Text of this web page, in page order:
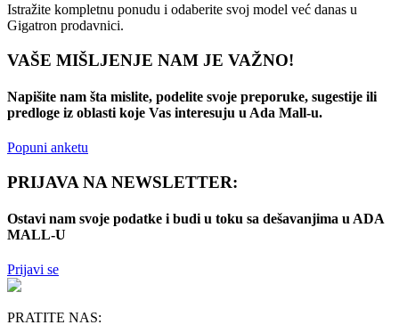
Istražite kompletnu ponudu i odaberite svoj model već danas u
Gigatron prodavnici.
VAŠE MIŠLJENJE NAM JE VAŽNO!
Napišite nam šta mislite, podelite svoje preporuke, sugestije ili
predloge iz oblasti koje Vas interesuju u Ada Mall-u.
Popuni anketu
PRIJAVA NA NEWSLETTER:
Ostavi nam svoje podatke i budi u toku sa dešavanjima u ADA
MALL-U
Prijavi se
PRATITE NAS: